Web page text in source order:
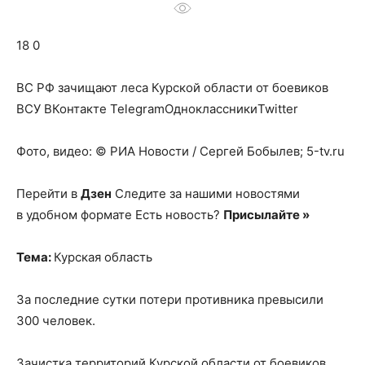
18 0
ВС РФ зачищают леса Курской области от боевиков
ВСУ ВКонтакте TelegramОдноклассникиTwitter
Фото, видео: © РИА Новости / Сергей Бобылев; 5-tv.ru
Перейти в Дзен Следите за нашими новостями
в удобном формате Есть новость? Присылайте »
Тема: Курская область
За последние сутки потери противника превысили
300 человек.